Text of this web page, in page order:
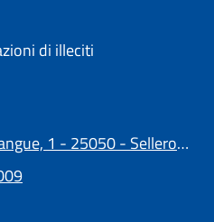
di illeciti
1 - 25050 - Sellero (BS)